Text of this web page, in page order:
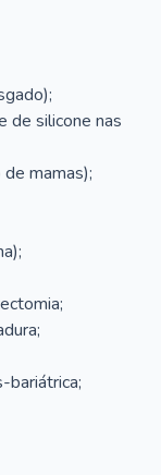
de silicone nas
mamas);
bariátrica;